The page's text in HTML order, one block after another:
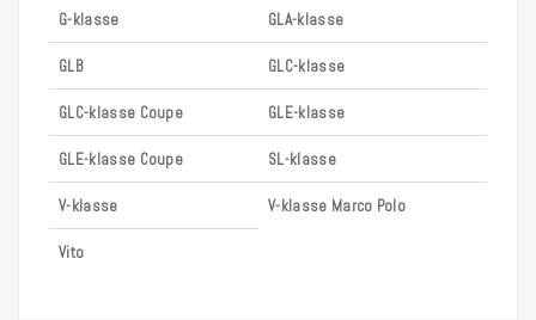
G-klasse GLA-klasse
GLB GLC-klasse
GLC-klasse Coupe GLE-klasse
GLE-klasse Coupe SL-klasse
V-klasse V-klasse Marco Polo
Vito